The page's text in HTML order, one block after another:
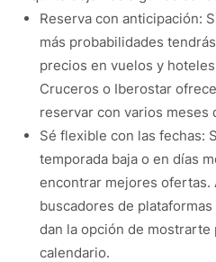
Reserva con anticipación:
más probabilidades
precios en vuelos y
Cruceros o Iberostar
reservar con varios meses
Sé flexible con las fechas:
temporada baja o en días
encontrar mejores ofertas.
buscadores de
dan la opción de mostrarte
calendario.